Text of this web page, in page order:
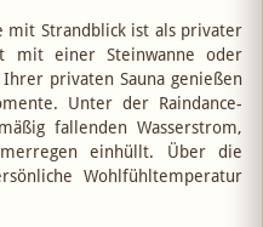
mit Strandblick ist als privater
mit einer Steinwanne oder
privaten Sauna genießen
Unter der Raindance-
fallenden Wasserstrom,
einhüllt. Über die
Wohlfühltemperatur